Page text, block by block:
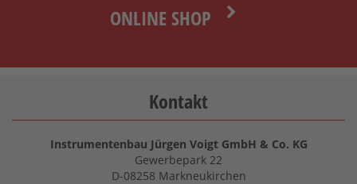
ONLINE SHOP
Kontakt
Instrumentenbau Jürgen Voigt GmbH & Co. KG
Gewerbepark 22
D-08258 Markneukirchen